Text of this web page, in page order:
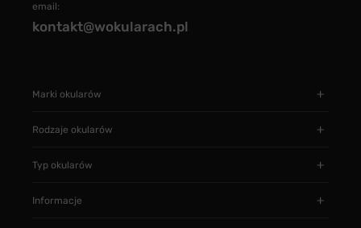
email:
kontakt@wokularach.pl
Marki okularów
Rodzaje okularów
Typ okularów
Informacje